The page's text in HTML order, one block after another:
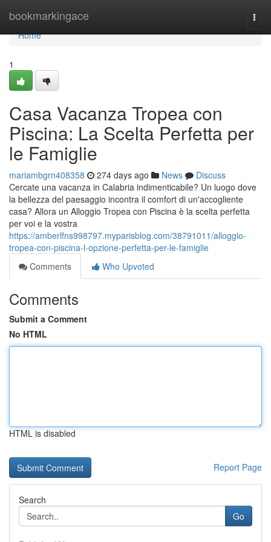
bookmarkingace
Home
Home
1
Casa Vacanza Tropea con
Piscina: La Scelta Perfetta per
le Famiglie
mariambgrn408358 274 days ago News
Discuss
Cercate una vacanza in Calabria indimenticabile? Un luogo dove
la bellezza del paesaggio incontra il comfort di un'accogliente
casa? Allora un Alloggio Tropea con Piscina è la scelta perfetta
per voi e la vostra
https://amberlfns998797.myparisblog.com/38791011/alloggio-
tropea-con-piscina-l-opzione-perfetta-per-le-famiglie
Comments
Who Upvoted
Comments
Submit a Comment
No HTML
HTML is disabled
Report Page
Search
Go